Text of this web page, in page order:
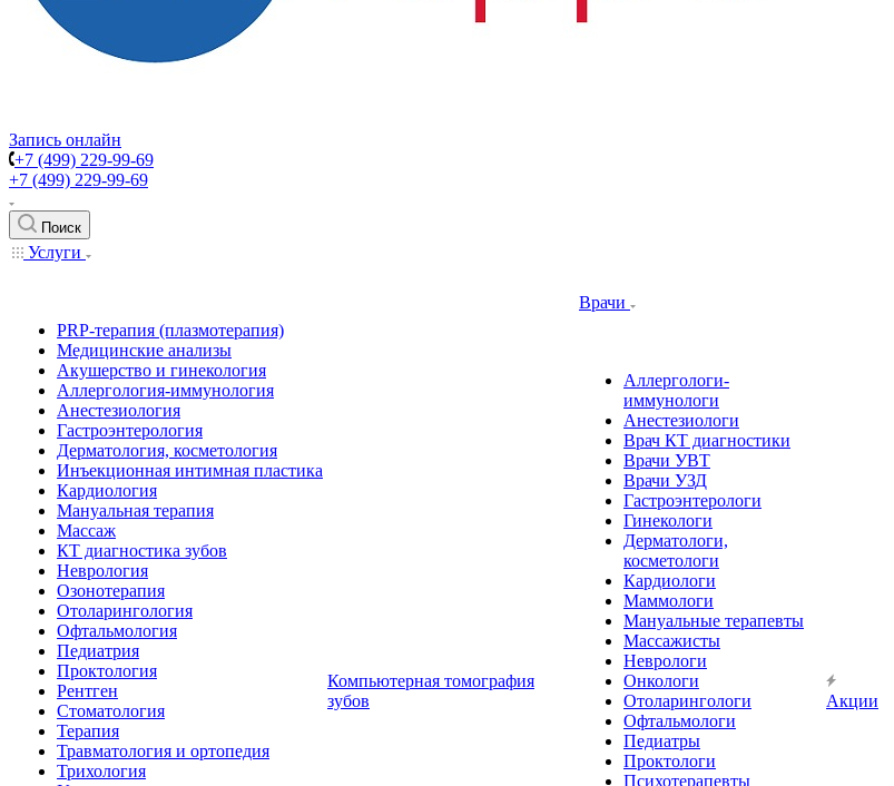
Запись онлайн
+7 (499) 229-99-69
+7 (499) 229-99-69
Поиск
Услуги
PRP-терапия (плазмотерапия)
Медицинские анализы
Акушерство и гинекология
Аллергология-иммунология
Анестезиология
Гастроэнтерология
Дерматология, косметология
Инъекционная интимная пластика
Кардиология
Мануальная терапия
Массаж
КТ диагностика зубов
Неврология
Озонотерапия
Отоларингология
Офтальмология
Педиатрия
Проктология
Рентген
Стоматология
Терапия
Травматология и ортопедия
Трихология
Компьютерная томография
зубов
Врачи
Аллергологи-
иммунологи
Анестезиологи
Врач КТ диагностики
Врачи УВТ
Врачи УЗД
Гастроэнтерологи
Гинекологи
Дерматологи,
косметологи
Кардиологи
Маммологи
Мануальные терапевты
Массажисты
Неврологи
Онкологи
Отоларингологи
Офтальмологи
Педиатры
Проктологи
Психотерапевты
Акции